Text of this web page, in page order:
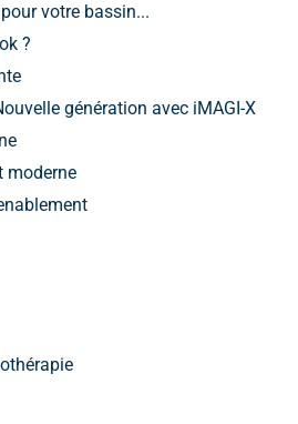
votre bassin...
?
génération avec iMAGI-X
moderne